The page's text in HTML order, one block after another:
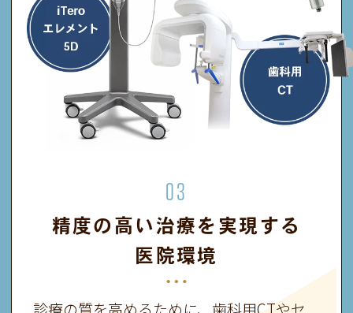
03
精度の高い治療を実現する
医院環境